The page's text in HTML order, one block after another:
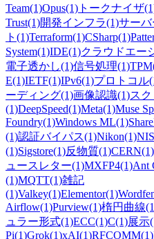
Team(1)Opus(1) トークナイザ
Trust(1)開発インフラ(1)サーバ
ト (1)Terraform(1)CSharp(1)
System(1)IDE(1)クラウドエー
電子透かし(1)信号処理(1)TPM
E(1)IETF(1)IPv6(1)プロトコル
ーディング(1)画像認識(1)ス
(1)DeepSpeed(1)Meta(1)Muse
Foundry(1)Windows ML(1)
(1)認証バイパス(1)Nikon(1)
(1)Sigstore(1)反物質(1)CERN(1)
ュースレター(1)MXFP4(1)Ant
(1)MQTT(1)雑記
(1)Valkey(1)Elementor(1)
Airflow(1)Purview(1)楕円曲線
ュラー形式(1)ECC(1)C(1)展示
Pi(1)Grok(1)xAI(1)RFCOMM(1)